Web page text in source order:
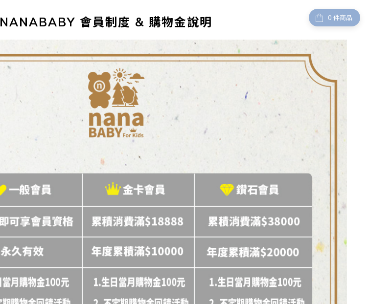
件商品
NANABABY 會員制度 & 購物金說明